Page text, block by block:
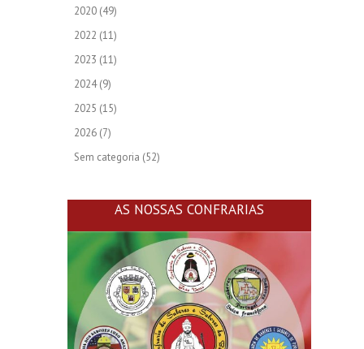
2020 (49)
2022 (11)
2023 (11)
2024(9)
2025 (15)
2026 (7)
Sem categoria (52)
AS NOSSAS CONFRARIAS